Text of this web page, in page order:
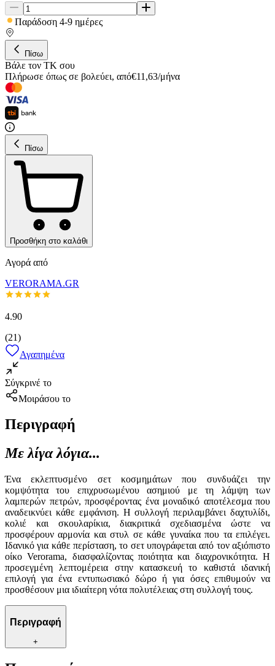
Παράδοση 4-9 ημέρες
Πίσω
Βάλε τον ΤΚ σου
Πλήρωσε όπως σε βολεύει, από€11,63/μήνα
Πίσω
Προσθήκη στο καλάθι
Αγορά από
VERORAMA.GR
4.90
(21)
Αγαπημένα
Σύγκρινέ το
Μοιράσου το
Περιγραφή
Με λίγα λόγια...
Ένα εκλεπτυσμένο σετ κοσμημάτων που συνδυάζει την
κομψότητα του επιχρυσωμένου ασημιού με τη λάμψη των
λαμπερών πετρών, προσφέροντας ένα μοναδικό αποτέλεσμα που
αναδεικνύει κάθε εμφάνιση. Η συλλογή περιλαμβάνει δαχτυλίδι,
κολιέ και σκουλαρίκια, διακριτικά σχεδιασμένα ώστε να
προσφέρουν αρμονία και στυλ σε κάθε γυναίκα που τα επιλέγει.
Ιδανικό για κάθε περίσταση, το σετ υπογράφεται από τον αξιόπιστο
οίκο Verorama, διασφαλίζοντας ποιότητα και διαχρονικότητα. Η
προσεγμένη λεπτομέρεια στην κατασκευή το καθιστά ιδανική
επιλογή για ένα εντυπωσιακό δώρο ή για όσες επιθυμούν να
προσθέσουν μια ιδιαίτερη νότα πολυτέλειας στη συλλογή τους.
Περιγραφή
+